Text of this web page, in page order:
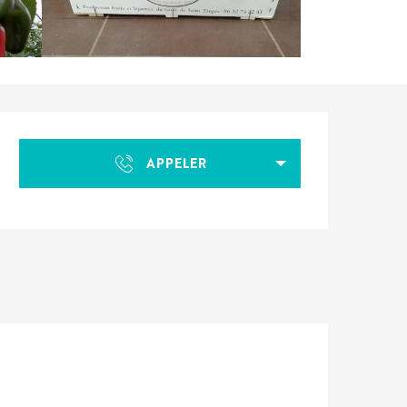
et coordonnées
APPELER